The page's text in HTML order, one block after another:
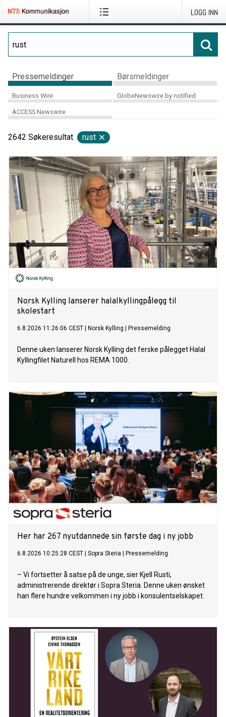
LOGG INN
Pressemeldinger Børsmeldinger
Business Wire GlobeNewswire by notified
ACCESS Newswire
2642 Søkeresultat rust
Norsk Kylling lanserer halalkyllingpålegg til
skolestart
6.8.2026 11:26:06 CEST Norsk Kylling Pressemelding
Denne uken lanserer Norsk Kylling det ferske pålegget Halal
Kyllingfilet Naturell hos REMA 1000.
Her har 267 nyutdannede sin første dag i ny jobb
6.8.2026 10:25:28 CEST Sopra Steria Pressemelding
– Vi fortsetter å satse på de unge, sier Kjell Rusti,
administrerende direktør i Sopra Steria. Denne uken ønsket
han flere hundre velkommen i ny jobb i konsulentselskapet.